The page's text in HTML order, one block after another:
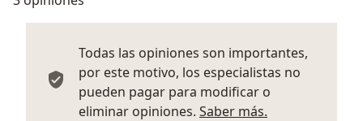
Todas las opiniones son importantes,
por este motivo, los especialistas no
pueden pagar para modificar o
eliminar opiniones. Saber más.